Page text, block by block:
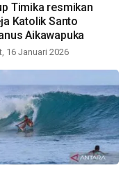
Timika resmikan
Katolik Santo
Aikawapuka
16 Januari 2026